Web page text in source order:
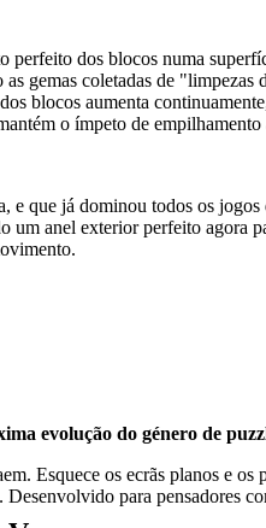
perfeito dos blocos numa
gemas coletadas de "limpezas
blocos aumenta
o ímpeto de empilhamento
e que já dominou todos os
anel exterior perfeito agora
evolução do género de
Esquece os ecrãs planos e
para pensadores